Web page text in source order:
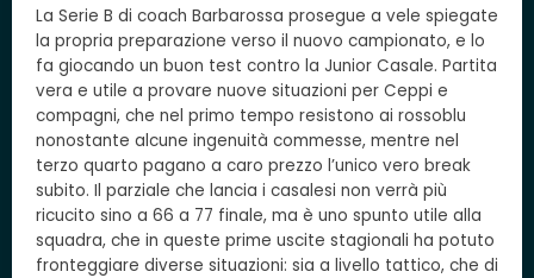
La Serie B di coach Barbarossa prosegue a vele spiegate
la propria preparazione verso il nuovo campionato, e lo
fa giocando un buon test contro la Junior Casale. Partita
vera e utile a provare nuove situazioni per Ceppi e
compagni, che nel primo tempo resistono ai rossoblu
nonostante alcune ingenuità commesse, mentre nel
terzo quarto pagano a caro prezzo l’unico vero break
subito. Il parziale che lancia i casalesi non verrà più
ricucito sino a 66 a 77 finale, ma è uno spunto utile alla
squadra, che in queste prime uscite stagionali ha potuto
fronteggiare diverse situazioni: sia a livello tattico, che di